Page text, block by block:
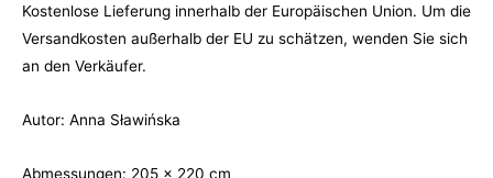
Kostenlose Lieferung innerhalb der Europäischen Union. Um die
Versandkosten außerhalb der EU zu schätzen, wenden Sie sich
an den Verkäufer.
Autor: Anna Sławińska
Abmessungen: 205 x 220 cm